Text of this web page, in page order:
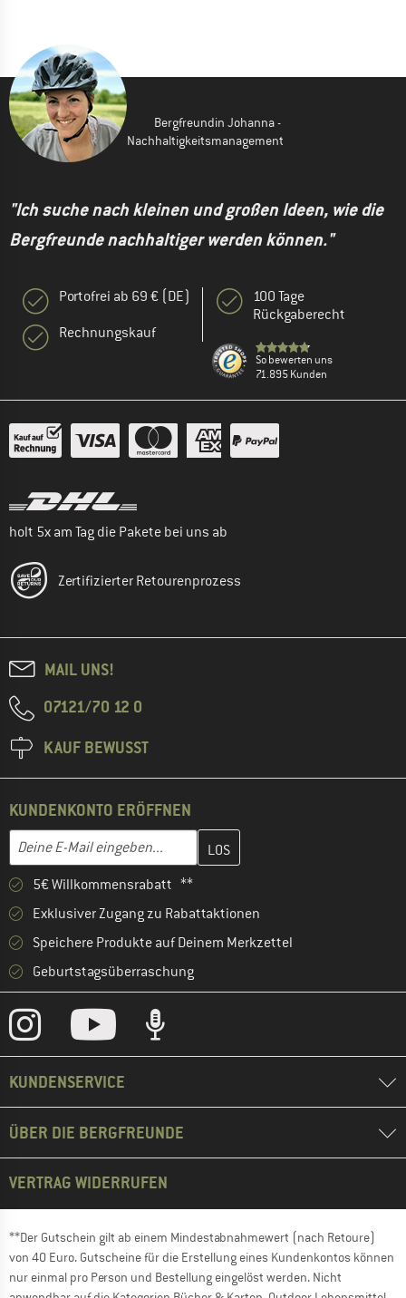
Bergfreundin Johanna -
Nachhaltigkeitsmanagement
"Ich suche nach kleinen und großen Ideen, wie die
Bergfreunde nachhaltiger werden können."
Portofrei ab 69 € (DE)
Rechnungskauf
100 Tage
Rückgaberecht
So bewerten uns
71.895 Kunden
holt 5x am Tag die Pakete bei uns ab
Zertifizierter Retourenprozess
MAIL UNS!
07121/70 12 0
KAUF BEWUSST
KUNDENKONTO ERÖFFNEN
E-Mail-Adresse
Gib hier deine E-Mail-Adresse ein und erstelle im nächsten
5€ Willkommensrabatt **
Exklusiver Zugang zu Rabattaktionen
Speichere Produkte auf Deinem Merkzettel
Geburtstagsüberraschung
KUNDENSERVICE
ÜBER DIE BERGFREUNDE
VERTRAG WIDERRUFEN
**Der Gutschein gilt ab einem Mindestabnahmewert (nach Retoure)
von 40 Euro. Gutscheine für die Erstellung eines Kundenkontos können
nur einmal pro Person und Bestellung eingelöst werden. Nicht